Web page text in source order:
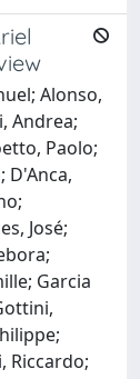
Alonso,
Andrea;
Paolo;
D'Anca,
José;
Garcia
Riccardo;